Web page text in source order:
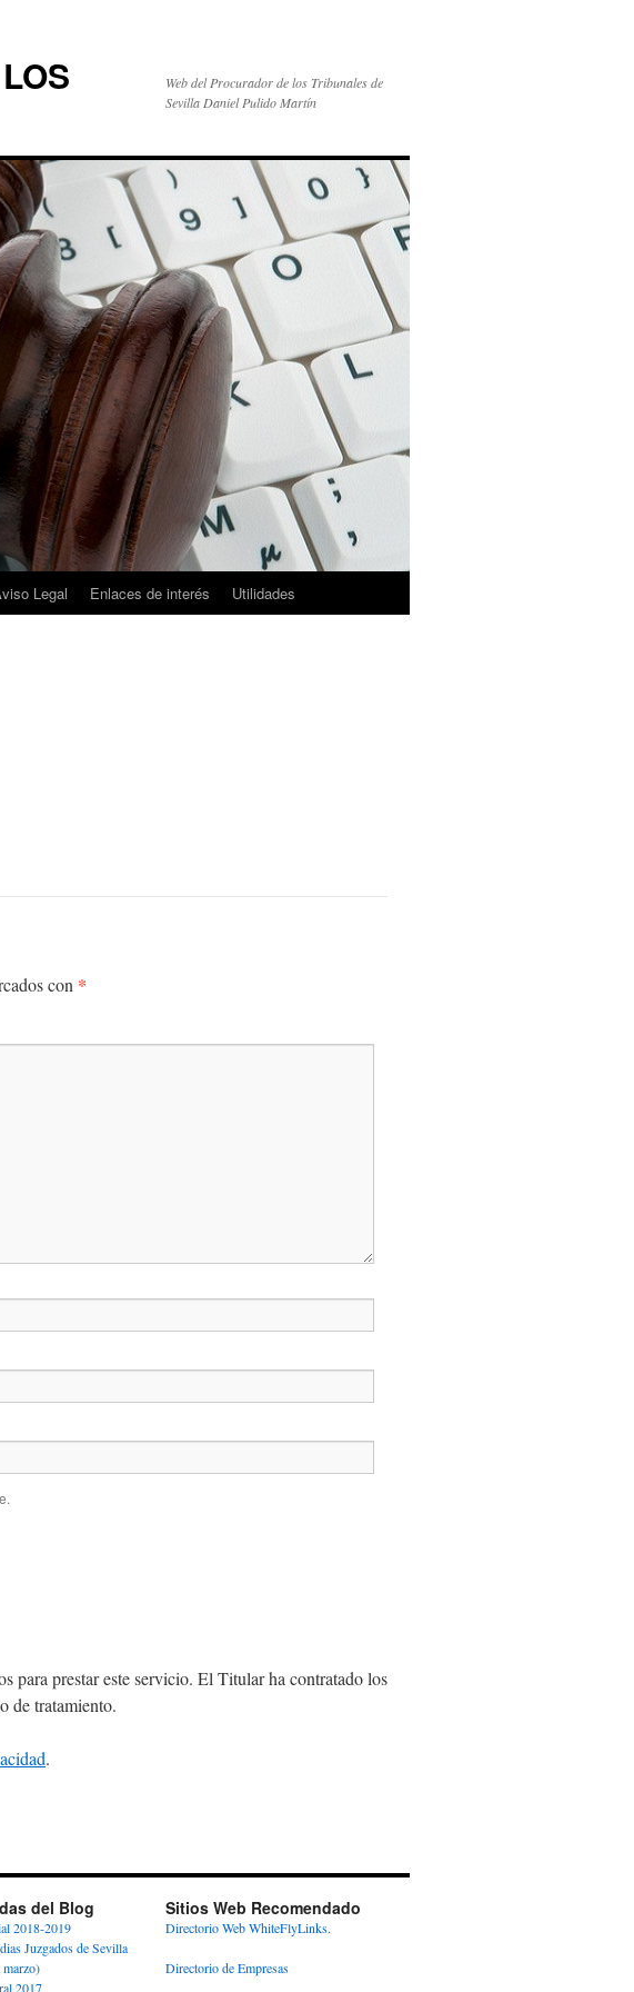
Web del Procurador de los Tribunales de
Sevilla Daniel Pulido Martín
Legal Enlaces de interés Utilidades
con *
para prestar este servicio. El Titular ha contratado los
de tratamiento.
.
del Blog
2018-2019
Juzgados de Sevilla
2017
Sitios Web Recomendado
Directorio Web WhiteFlyLinks.
Directorio de Empresas